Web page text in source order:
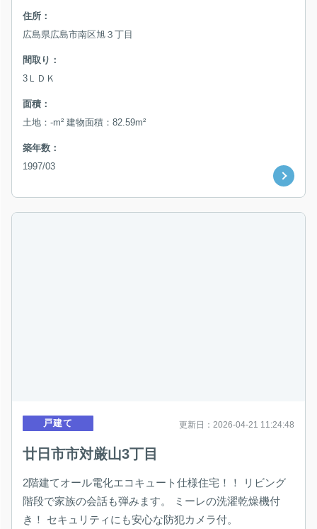
住所：
広島県広島市南区旭３丁目
間取り：
3ＬＤＫ
面積：
土地：-m² 建物面積：82.59m²
築年数：
1997/03
戸建て 更新日：2026-04-21 11:24:48
廿日市市対厳山3丁目
2階建てオール電化エコキュート仕様住宅！！ リビング
階段で家族の会話も弾みます。 ミーレの洗濯乾燥機付
き！ セキュリティにも安心な防犯カメラ付。